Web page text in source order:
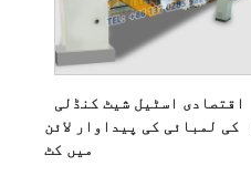
اقتصادی اسٹیل شیٹ کنڈلی
کی لمبائی کی پیداوار لائن
میں کٹ